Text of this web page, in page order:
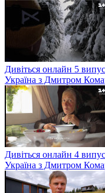
Дивіться онлайн 5
Україна з Дмитром
Дивіться онлайн 4
Україна з Дмитром